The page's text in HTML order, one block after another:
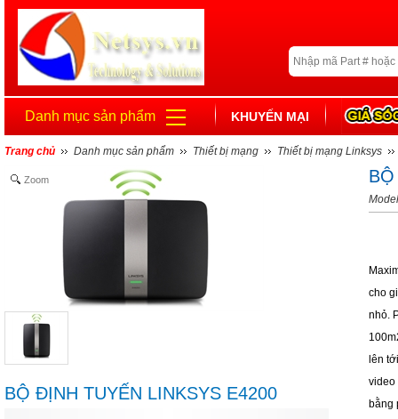
Danh mục sản phẩm KHUYẾN MẠI
Trang chủ Danh mục sản phẩm Thiết bị mạng Thiết bị mạng Linksys
Zoom
BỘ ĐỊNH TUYẾN LINKSYS E4200
cho
nhỏ.
lên
video
bằng